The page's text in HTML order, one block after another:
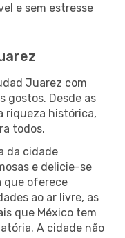
e sem estresse
Juarez com
gostos. Desde as
riqueza histórica,
todos.
da cidade
e delicie-se
que oferece
ao ar livre, as
que México tem
A cidade não